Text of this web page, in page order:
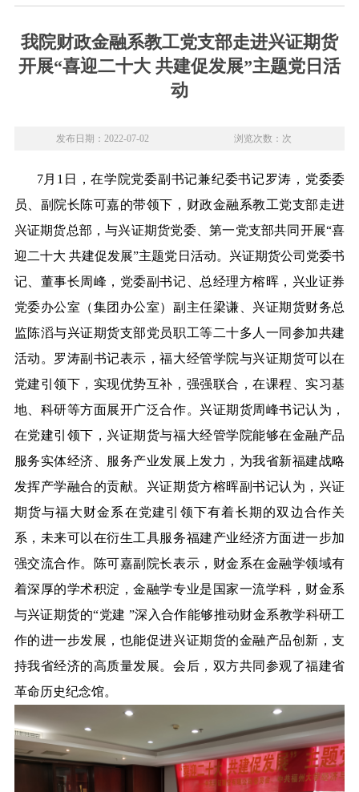
我院财政金融系教工党支部走进兴证期货
开展“喜迎二十大 共建促发展”主题党日活
动
发布日期：2022-07-02 浏览次数：次
7月1日，在学院党委副书记兼纪委书记罗涛，党委委
员、副院长陈可嘉的带领下，财政金融系教工党支部走进
兴证期货总部，与兴证期货党委、第一党支部共同开展“喜
迎二十大 共建促发展”主题党日活动。兴证期货公司党委书
记、董事长周峰，党委副书记、总经理方榕晖，兴业证券
党委办公室（集团办公室）副主任梁谦、兴证期货财务总
监陈滔与兴证期货支部党员职工等二十多人一同参加共建
活动。罗涛副书记表示，福大经管学院与兴证期货可以在
党建引领下，实现优势互补，强强联合，在课程、实习基
地、科研等方面展开广泛合作。兴证期货周峰书记认为，
在党建引领下，兴证期货与福大经管学院能够在金融产品
服务实体经济、服务产业发展上发力，为我省新福建战略
发挥产学融合的贡献。兴证期货方榕晖副书记认为，兴证
期货与福大财金系在党建引领下有着长期的双边合作关
系，未来可以在衍生工具服务福建产业经济方面进一步加
强交流合作。陈可嘉副院长表示，财金系在金融学领域有
着深厚的学术积淀，金融学专业是国家一流学科，财金系
与兴证期货的“党建 ”深入合作能够推动财金系教学科研工
作的进一步发展，也能促进兴证期货的金融产品创新，支
持我省经济的高质量发展。会后，双方共同参观了福建省
革命历史纪念馆。